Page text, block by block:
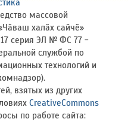
массовой
халӑх сайчӗ»
серия ЭЛ № ФС 77 -
службой по
технологий и
взятых из других
CreativeCommons
по работе сайта: